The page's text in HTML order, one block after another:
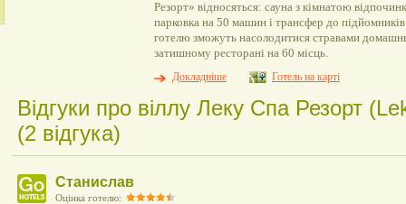
Резорт» відносяться: сауна з кімнатою
парковка на 50 машин і трансфер до підйомників
готелю зможуть насолодитися стравами
затишному ресторані на 60 місць.
Докладніше
Готель на карті
Відгуки про віллу Леку Спа Резорт
(2 відгука)
Станислав
Оцінка готелю: